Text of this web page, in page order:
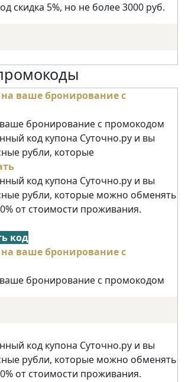
скидка 5%, но не более 3000 руб.
ваше бронирование с промокодом
код купона Суточно.ру и вы
рубли, которые
код купона Суточно.ру и вы
рубли, которые можно обменять
от стоимости проживания.
код
ваше бронирование с промокодом
код купона Суточно.ру и вы
рубли, которые можно обменять
от стоимости проживания.